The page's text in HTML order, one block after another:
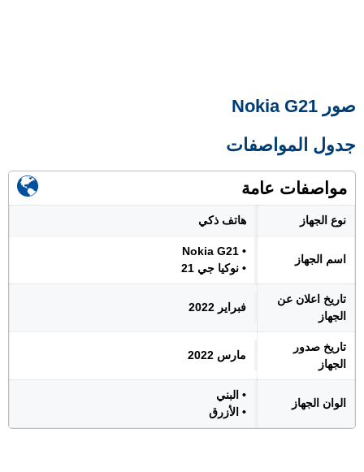
صور Nokia G21
جدول المواصفات
مواصفات عامة
نوع الجهاز هاتف ذكي
اسم الجهاز
• Nokia G21
• نوكيا جي 21
تاريخ اعلان عن
الجهاز
فبراير 2022
تاريخ صدور
الجهاز
مارس 2022
الوان الجهاز
• البني
• الأزرق